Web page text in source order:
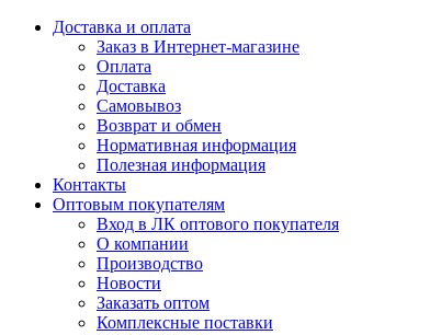
Доставка и оплата
Заказ в Интернет-магазине
Оплата
Доставка
Самовывоз
Возврат и обмен
Нормативная информация
Полезная информация
Контакты
Оптовым покупателям
Вход в ЛК оптового покупателя
О компании
Производство
Новости
Заказать оптом
Комплексные поставки